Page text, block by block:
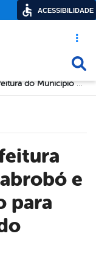
Acesso
Parceria entre Prefeitura do Município de Cabrobó e CDL realiza evento para comemorar o Dia do Cliente
e
para
ACESSIBILIDADE